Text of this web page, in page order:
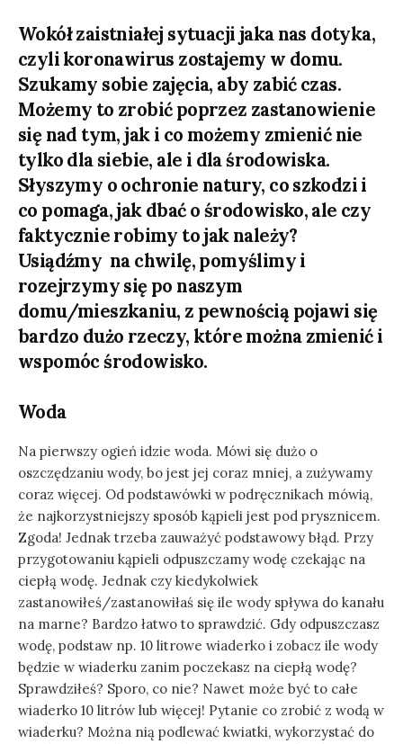
Wokół zaistniałej sytuacji jaka nas dotyka,
czyli koronawirus zostajemy w domu.
Szukamy sobie zajęcia, aby zabić czas.
Możemy to zrobić poprzez zastanowienie
się nad tym, jak i co możemy zmienić nie
tylko dla siebie, ale i dla środowiska.
Słyszymy o ochronie natury, co szkodzi i
co pomaga, jak dbać o środowisko, ale czy
faktycznie robimy to jak należy?
Usiądźmy na chwilę, pomyślimy i
rozejrzymy się po naszym
domu/mieszkaniu, z pewnością pojawi się
bardzo dużo rzeczy, które można zmienić i
wspomóc środowisko.
Woda
Na pierwszy ogień idzie woda. Mówi się dużo o
oszczędzaniu wody, bo jest jej coraz mniej, a zużywamy
coraz więcej. Od podstawówki w podręcznikach mówią,
że najkorzystniejszy sposób kąpieli jest pod prysznicem.
Zgoda! Jednak trzeba zauważyć podstawowy błąd. Przy
przygotowaniu kąpieli odpuszczamy wodę czekając na
ciepłą wodę. Jednak czy kiedykolwiek
zastanowiłeś/zastanowiłaś się ile wody spływa do kanału
na marne? Bardzo łatwo to sprawdzić. Gdy odpuszczasz
wodę, podstaw np. 10 litrowe wiaderko i zobacz ile wody
będzie w wiaderku zanim poczekasz na ciepłą wodę?
Sprawdziłeś? Sporo, co nie? Nawet może być to całe
wiaderko 10 litrów lub więcej! Pytanie co zrobić z wodą w
wiaderku? Można nią podlewać kwiatki, wykorzystać do